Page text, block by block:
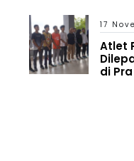
17
Atlet
di